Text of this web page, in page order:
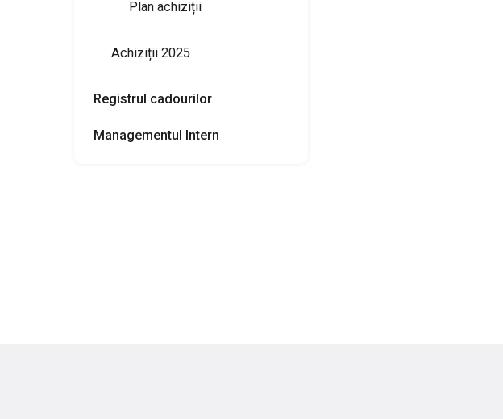
Plan achiziții
Achiziții 2025
Registrul cadourilor
Managementul Intern